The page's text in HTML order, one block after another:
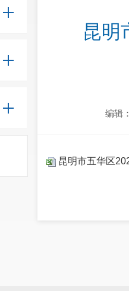
编辑
昆明市五华区